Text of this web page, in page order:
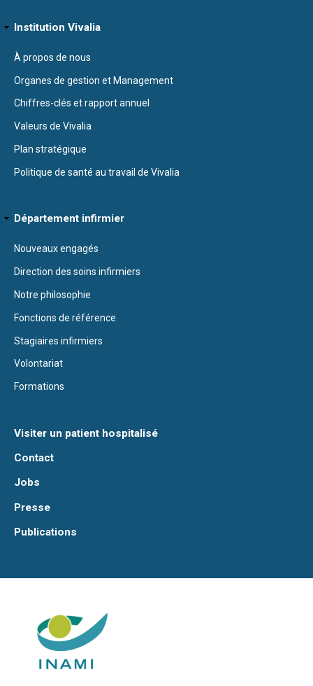
Institution Vivalia
À propos de nous
Organes de gestion et Management
Chiffres-clés et rapport annuel
Valeurs de Vivalia
Plan stratégique
Politique de santé au travail de Vivalia
Département infirmier
Nouveaux engagés
Direction des soins infirmiers
Notre philosophie
Fonctions de référence
Stagiaires infirmiers
Volontariat
Formations
Visiter un patient hospitalisé
Contact
Jobs
Presse
Publications